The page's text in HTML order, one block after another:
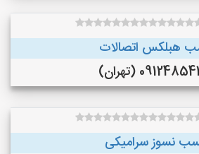
هبلکس اتصالات
(تهران)
نسوز سرامیکی